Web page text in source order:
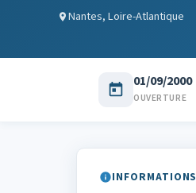
Nantes, Loire-Atlantique
01/09/2000
OUVERTURE
INFORMATIONS